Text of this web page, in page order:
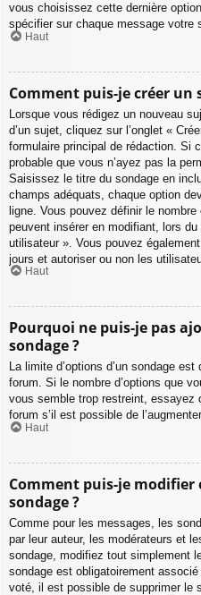
vous choisissez cette dernière
spécifier sur chaque message votre
Haut
Comment puis-je créer un
Lorsque vous rédigez un nouveau
d’un sujet, cliquez sur l’onglet «
formulaire principal de rédaction. Si
probable que vous n’ayez pas la
Saisissez le titre du sondage en
champs adéquats, chaque option
ligne. Vous pouvez définir le
peuvent insérer en modifiant, lors
utilisateur ». Vous pouvez
jours et autoriser ou non les
Haut
Pourquoi ne puis-je pas
sondage ?
La limite d’options d’un sondage
forum. Si le nombre d’options que
vous semble trop restreint, essayez
forum s’il est possible de
Haut
Comment puis-je
sondage ?
Comme pour les messages, les
par leur auteur, les modérateurs et
sondage, modifiez tout simplement
sondage est obligatoirement
voté, il est possible de supprimer le